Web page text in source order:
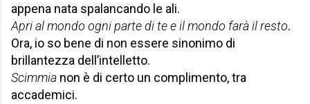
appena nata spalancando le ali.
Apri al mondo ogni parte di te e il mondo farà il resto.
Ora, io so bene di non essere sinonimo di
brillantezza dell’intelletto.
Scimmia non è di certo un complimento, tra
accademici.